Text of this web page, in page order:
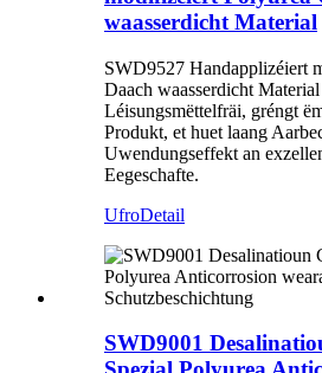
waasserdicht Material
SWD9527 Handapplizéiert
Daach waasserdicht Material
Léisungsmëttelfräi, gréngt
Produkt, et huet laang
Uwendungseffekt an
Eegeschafte.
UfroDetail
SWD9001